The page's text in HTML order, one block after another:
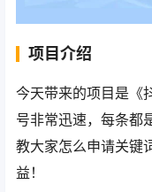
项目介绍
今天带来的项目是《
号非常迅速，每条都
教大家怎么申请关键
益！